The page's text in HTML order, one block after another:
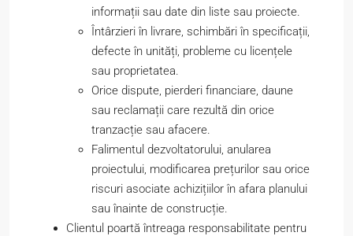
informații sau date din liste sau proiecte.
Întârzieri în livrare, schimbări în specificații,
defecte în unități, probleme cu licențele
sau proprietatea.
Orice dispute, pierderi financiare, daune
sau reclamații care rezultă din orice
tranzacție sau afacere.
Falimentul dezvoltatorului, anularea
proiectului, modificarea prețurilor sau orice
riscuri asociate achizițiilor în afara planului
sau înainte de construcție.
Clientul poartă întreaga responsabilitate pentru